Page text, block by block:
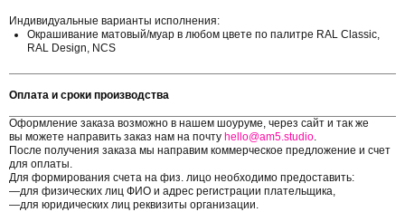
Индивидуальные варианты исполнения:
Окрашивание матовый/муар в любом цвете по палитре RAL Classic,
RAL Design, NCS
Оплата и сроки производства
Оформление заказа возможно в нашем шоуруме, через сайт и так же
вы можете направить заказ нам на почту hello@am5.studio
После получения заказа мы направим коммерческое предложение и счет
для оплаты.
Для формирования счета на физ. лицо необходимо предоставить:
—для физических лиц ФИО и адрес регистрации плательщика,
—для юридических лиц реквизиты организации.